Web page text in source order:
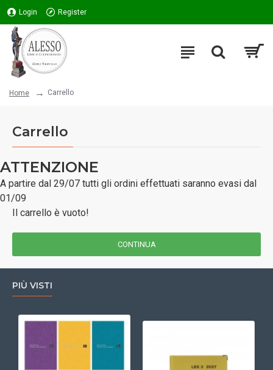
Login Register
Home Carrello
Carrello
ATTENZIONE
A partire dal 29/07 tutti gli ordini effettuati saranno evasi dal
01/09
Il carrello è vuoto!
CONTINUA
PIÙ VISTI